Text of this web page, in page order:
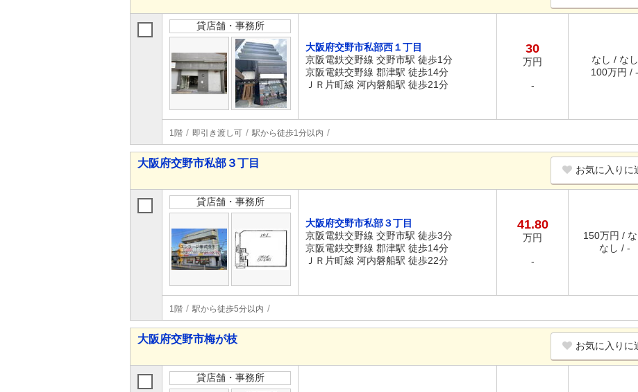
貸店舗・事務所
大阪府交野市私部西１丁目
京阪電鉄交野線 交野市駅 徒歩1分
京阪電鉄交野線 郡津駅 徒歩14分
ＪＲ片町線 河内磐船駅 徒歩21分
30
万円
-
なし / なし
100万円 / -
1階 即引き渡し可 駅から徒歩1分以内
大阪府交野市私部３丁目
お気に入りに
貸店舗・事務所
大阪府交野市私部３丁目
京阪電鉄交野線 交野市駅 徒歩3分
京阪電鉄交野線 郡津駅 徒歩14分
ＪＲ片町線 河内磐船駅 徒歩22分
41.80
万円
-
150万円 / な
なし / -
1階 駅から徒歩5分以内
大阪府交野市梅が枝
お気に入りに
貸店舗・事務所